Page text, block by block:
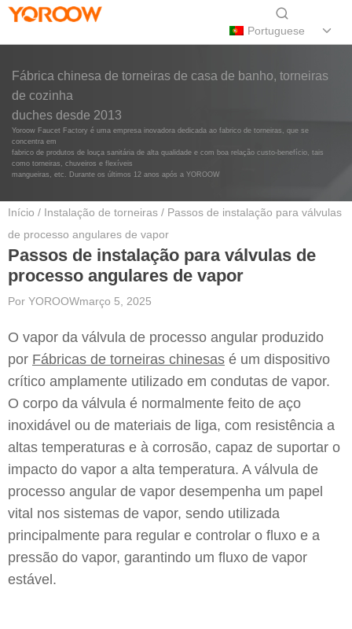
Portuguese
Fábrica chinesa de torneiras de casa de banho, torneiras
de cozinha
duches desde 2013
Yoroow Faucet Factory é uma empresa inovadora dedicada ao fabrico de torneiras, que se
concentra em
fabrico de produtos de louça sanitária de alta qualidade e com boa relação custo-benefício, tais
como torneiras, chuveiros e flexíveis
mangueiras, etc. Durante os últimos 12 anos após a YOROOW
Início / Instalação de torneiras / Passos de instalação para válvulas
de processo angulares de vapor
Passos de instalação para válvulas de
processo angulares de vapor
Por YOROOWmarço 5, 2025
O vapor da válvula de processo angular produzido
por Fábricas de torneiras chinesas é um dispositivo
crítico amplamente utilizado em condutas de vapor.
O corpo da válvula é normalmente feito de aço
inoxidável ou de materiais de liga, com resistência a
altas temperaturas e à corrosão, capaz de suportar o
impacto do vapor a alta temperatura. A válvula de
processo angular de vapor desempenha um papel
vital nos sistemas de vapor, sendo utilizada
principalmente para regular e controlar o fluxo e a
pressão do vapor, garantindo um fluxo de vapor
estável.